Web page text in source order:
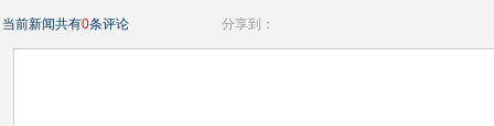
当前新闻共有0条评论 分享到：